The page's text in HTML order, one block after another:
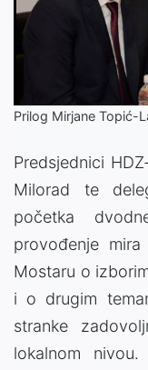
Prilog Mirjane Topić-
Predsjednici
Milorad te
početka
provođenje
Mostaru o
i o drugim
stranke
lokalnom